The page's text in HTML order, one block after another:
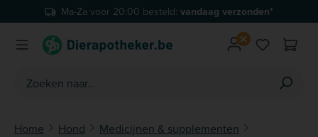
Ga naar de hoofdinhoudMa-Za voor 20:00 besteld: vandaag verzonden*
Je hebt
Home Hond
Medicijnen & supplementen